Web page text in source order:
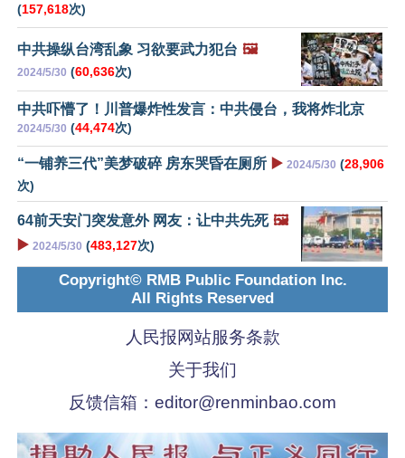
(157,618次)
中共操纵台湾乱象 习欲要武力犯台 🖼️
2024/5/30 (60,636次)
中共吓懵了！川普爆炸性发言：中共侵台，我将炸北京
2024/5/30 (44,474次)
“一铺养三代”美梦破碎 房东哭昏在厕所 ▶️ 2024/5/30 (28,906
次)
64前天安门突发意外 网友：让中共先死 🖼️
▶️ 2024/5/30 (483,127次)
Copyright© RMB Public Foundation Inc.
All Rights Reserved
人民报网站服务条款
关于我们
反馈信箱： editor@renminbao.com